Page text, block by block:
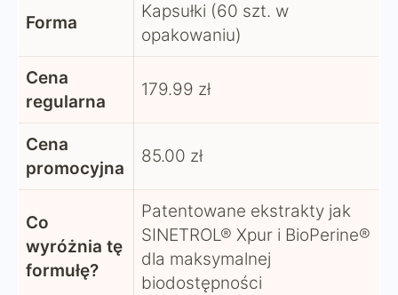
Forma
Kapsułki (60 szt. w
opakowaniu)
Cena
regularna
179.99 zł
Cena
promocyjna
85.00 zł
Co
wyróżnia tę
formułę?
Patentowane ekstrakty jak
SINETROL® Xpur i BioPerine®
dla maksymalnej
biodostępności